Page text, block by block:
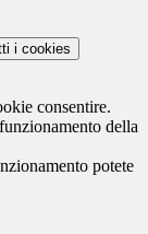
i cookies
consentire.
della
potete